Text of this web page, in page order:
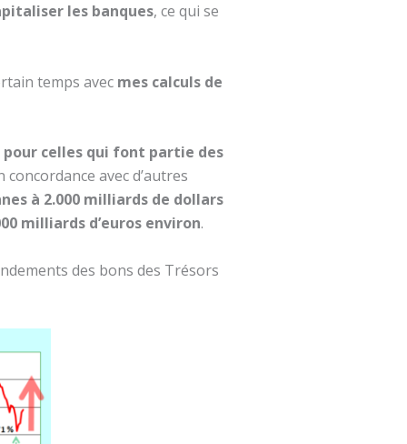
les banques, ce qui se
temps avec mes calculs de
pour celles qui font partie des
avec d’autres
à 2.000 milliards de dollars
milliards d’euros environ.
des bons des Trésors